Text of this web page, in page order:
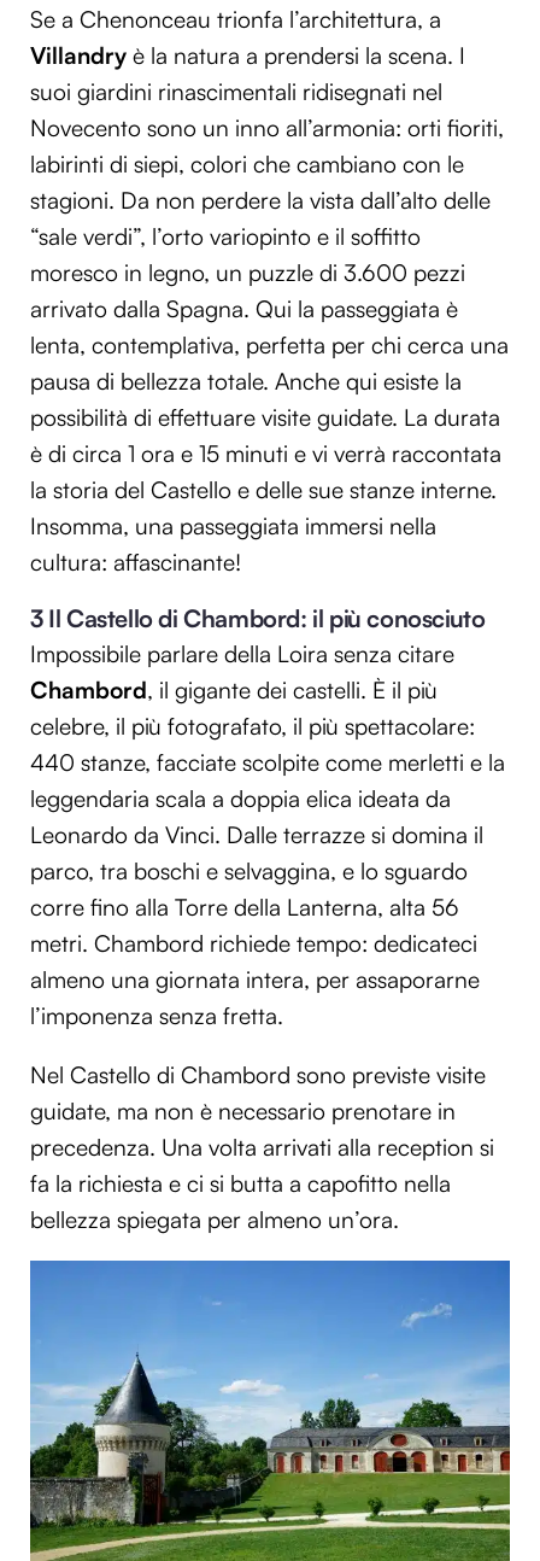
Se a Chenonceau trionfa l’architettura, a
Villandry è la natura a prendersi la scena. I
suoi giardini rinascimentali ridisegnati nel
Novecento sono un inno all’armonia: orti fioriti,
labirinti di siepi, colori che cambiano con le
stagioni. Da non perdere la vista dall’alto delle
“sale verdi”, l’orto variopinto e il soffitto
moresco in legno, un puzzle di 3.600 pezzi
arrivato dalla Spagna. Qui la passeggiata è
lenta, contemplativa, perfetta per chi cerca una
pausa di bellezza totale. Anche qui esiste la
possibilità di effettuare visite guidate. La durata
è di circa 1 ora e 15 minuti e vi verrà raccontata
la storia del Castello e delle sue stanze interne.
Insomma, una passeggiata immersi nella
cultura: affascinante!
3 Il Castello di Chambord: il più conosciuto
Impossibile parlare della Loira senza citare
Chambord, il gigante dei castelli. È il più
celebre, il più fotografato, il più spettacolare:
440 stanze, facciate scolpite come merletti e la
leggendaria scala a doppia elica ideata da
Leonardo da Vinci. Dalle terrazze si domina il
parco, tra boschi e selvaggina, e lo sguardo
corre fino alla Torre della Lanterna, alta 56
metri. Chambord richiede tempo: dedicateci
almeno una giornata intera, per assaporarne
l’imponenza senza fretta.
Nel Castello di Chambord sono previste visite
guidate, ma non è necessario prenotare in
precedenza. Una volta arrivati alla reception si
fa la richiesta e ci si butta a capofitto nella
bellezza spiegata per almeno un’ora.